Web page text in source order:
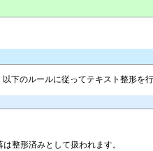
下のルールに従ってテキスト整形を
整形済みとして扱われます。